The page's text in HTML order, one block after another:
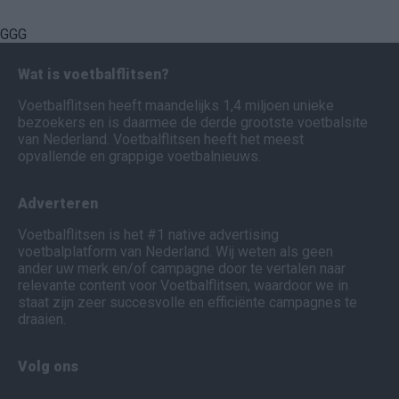
GGG
Wat is voetbalflitsen?
Voetbalflitsen heeft maandelijks 1,4 miljoen unieke
bezoekers en is daarmee de derde grootste voetbalsite
van Nederland. Voetbalflitsen heeft het meest
opvallende en grappige voetbalnieuws.
Adverteren
Voetbalflitsen is het #1 native advertising
voetbalplatform van Nederland. Wij weten als geen
ander uw merk en/of campagne door te vertalen naar
relevante content voor Voetbalflitsen, waardoor we in
staat zijn zeer succesvolle en efficiënte campagnes te
draaien.
Volg ons